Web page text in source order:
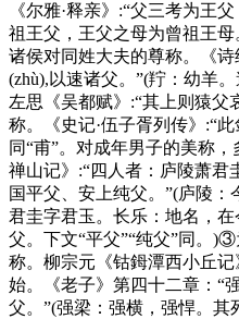
《尔雅·释亲》:“父三考为王
祖王父，王父之母为曾祖王
诸侯对同姓大夫的尊称。《诗
(zhù),以速诸父。”(羜：幼羊
左思《吴都赋》:“其上则猿
称。《史记·伍子胥列传》:“
同“甫”。对成年男子的美称
禅山记》:“四人者：庐陵萧君
国平父、安上纯父。”(庐陵
君圭字君玉。长乐：地名，
父。下文“平父”“纯父”同。
称。柳宗元《钴鉧潭西小丘
始。《老子》第四十二章：“
父。”(强梁：强横，强悍。其